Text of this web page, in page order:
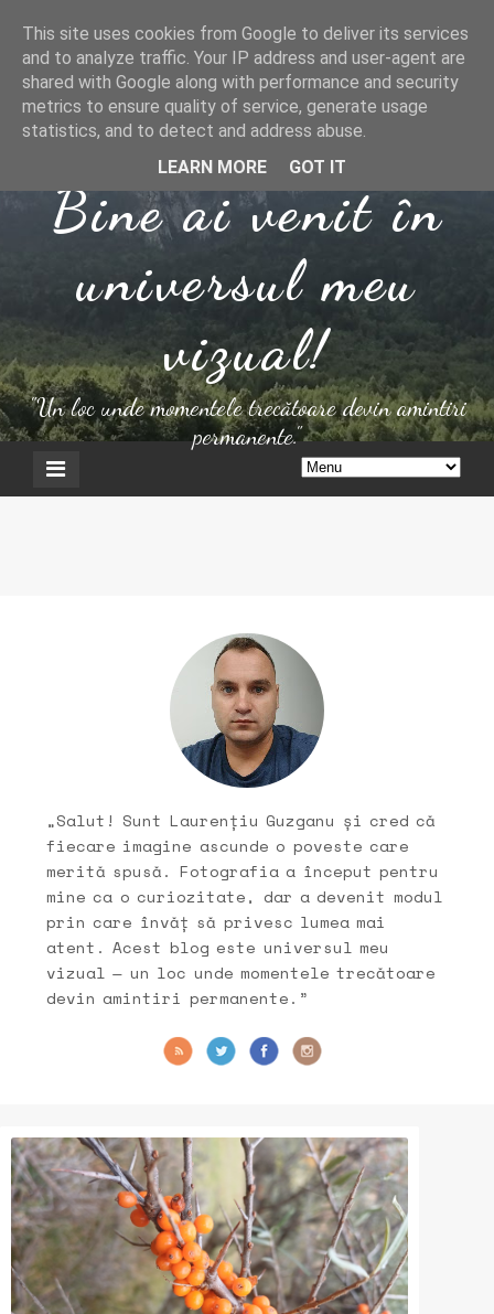
Bine ai venit în
universul meu
vizual!
"Un loc unde momentele trecătoare devin amintiri
permanente."
„Salut! Sunt Laurențiu Guzganu și cred că
fiecare imagine ascunde o poveste care
merită spusă. Fotografia a început pentru
mine ca o curiozitate, dar a devenit modul
prin care învăț să privesc lumea mai
atent. Acest blog este universul meu
vizual — un loc unde momentele trecătoare
devin amintiri permanente.”
This site uses cookies from Google to deliver its services
and to analyze traffic. Your IP address and user-agent are
shared with Google along with performance and security
metrics to ensure quality of service, generate usage
statistics, and to detect and address abuse.
LEARN MORE
GOT IT